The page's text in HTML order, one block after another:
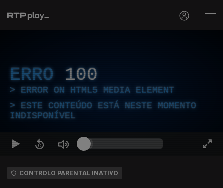
ERRO 100
ERROR ON HTML5 MEDIA ELEMENT
ESTE CONTEÚDO ESTÁ NESTE MOMENTO
INDISPONÍVEL
CONTROLO PARENTAL INATIVO